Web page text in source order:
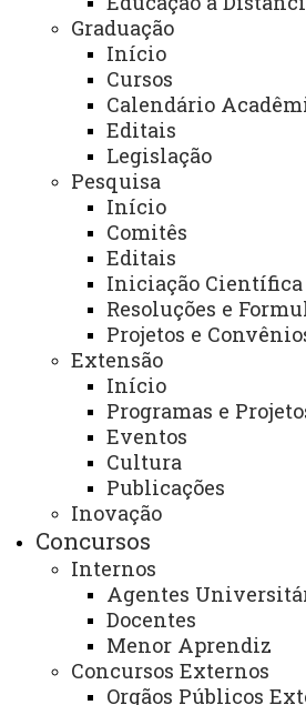
Graduação
Início
Cursos
Calendário
Editais
Legislação
Pesquisa
Início
Comitês
Editais
Iniciação Científica
Resoluções e
Projetos e
Extensão
Início
Programas e
Eventos
Cultura
Publicações
Inovação
Concursos
Internos
Agentes
Docentes
Menor Aprendiz
Concursos Externos
Orgãos Públicos
ambiente, gestão e educação
população, desenvolvimento
sustentabilidade, dentre outros
conexos para a promoção
comportamentais no ambiente.
Contribuir com estudos
as políticas ambientais de forma
políticas públicas e com
desenvolvimento regional.
Descrição dos serviços
-Promover estudos,
políticas ambientais e
priorizando elementos científicos,
produtivos e tecnológicos em
integralizadoras às políticas
comunitárias.
-Disponibilizar acervo
e de áudio-visual sobre o meio
ambientais, programas e projetos